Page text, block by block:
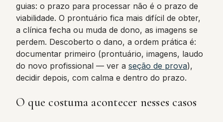
guias: o prazo para processar não é o prazo de
viabilidade. O prontuário fica mais difícil de obter,
a clínica fecha ou muda de dono, as imagens se
perdem. Descoberto o dano, a ordem prática é:
documentar primeiro (prontuário, imagens, laudo
do novo profissional — ver a seção de prova),
decidir depois, com calma e dentro do prazo.
O que costuma acontecer nesses casos